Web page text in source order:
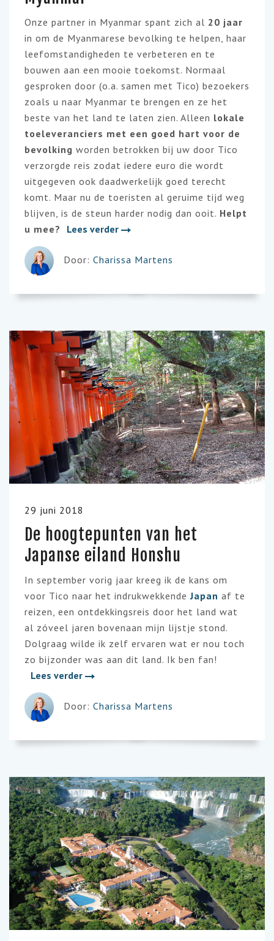
Onze partner in Myanmar spant zich al 20 jaar
in om de Myanmarese bevolking te helpen, haar
leefomstandigheden te verbeteren en te
bouwen aan een mooie toekomst. Normaal
gesproken door (o.a. samen met Tico) bezoekers
zoals u naar Myanmar te brengen en ze het
beste van het land te laten zien. Alleen lokale
toeleveranciers met een goed hart voor de
bevolking worden betrokken bij uw door Tico
verzorgde reis zodat iedere euro die wordt
uitgegeven ook daadwerkelijk goed terecht
komt. Maar nu de toeristen al geruime tijd weg
blijven, is de steun harder nodig dan ooit. Helpt
u mee?
Lees verder
Door: Charissa Martens
29 juni 2018
De hoogtepunten van het
Japanse eiland Honshu
In september vorig jaar kreeg ik de kans om
voor Tico naar het indrukwekkendeJapan af te
reizen, een ontdekkingsreis door het land wat
al zóveel jaren bovenaan mijn lijstje stond.
Dolgraag wilde ik zelf ervaren wat er nou toch
zo bijzonder was aan dit land. Ik ben fan!
Lees verder
Door: Charissa Martens